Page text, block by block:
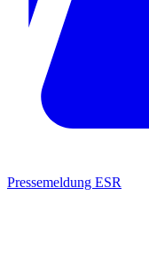
Pressemeldung ESR